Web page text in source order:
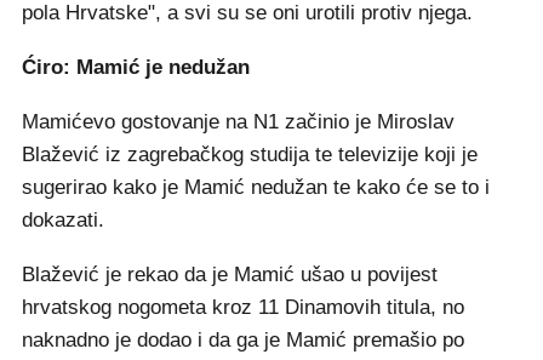
pola Hrvatske", a svi su se oni urotili protiv njega.
Ćiro: Mamić je nedužan
Mamićevo gostovanje na N1 začinio je Miroslav
Blažević iz zagrebačkog studija te televizije koji je
sugerirao kako je Mamić nedužan te kako će se to i
dokazati.
Blažević je rekao da je Mamić ušao u povijest
hrvatskog nogometa kroz 11 Dinamovih titula, no
naknadno je dodao i da ga je Mamić premašio po